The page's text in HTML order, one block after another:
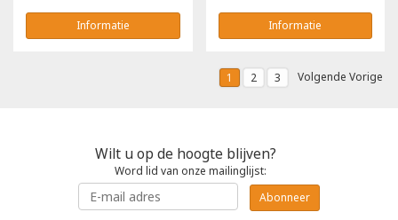
Informatie Informatie
1 2 3 Volgende Vorige
Wilt u op de hoogte blijven?
Word lid van onze mailinglijst:
Abonneer